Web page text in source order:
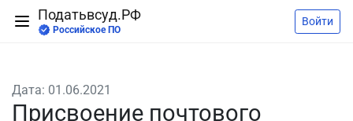
Податьвсуд.РФ
Российское ПО
Войти
Дата: 01.06.2021
Присвоение почтового